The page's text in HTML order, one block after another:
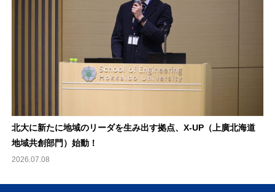
北大に新たに地域のリーダを生み出す拠点、X-UP（上廣北海道
地域共創部門）始動！
2026.07.08